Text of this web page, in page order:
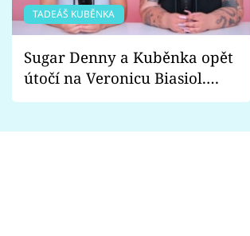
TADEÁŠ KUBĚNKA
Sugar Denny a Kuběnka opět
útočí na Veronicu Biasiol.
Proč je podle nich falešná a